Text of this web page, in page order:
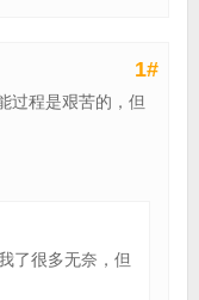
1#
过程是艰苦的，但
了很多无奈，但